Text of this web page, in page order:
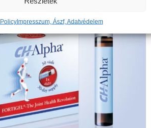
Impresszum, Ászf, Adatvédelem